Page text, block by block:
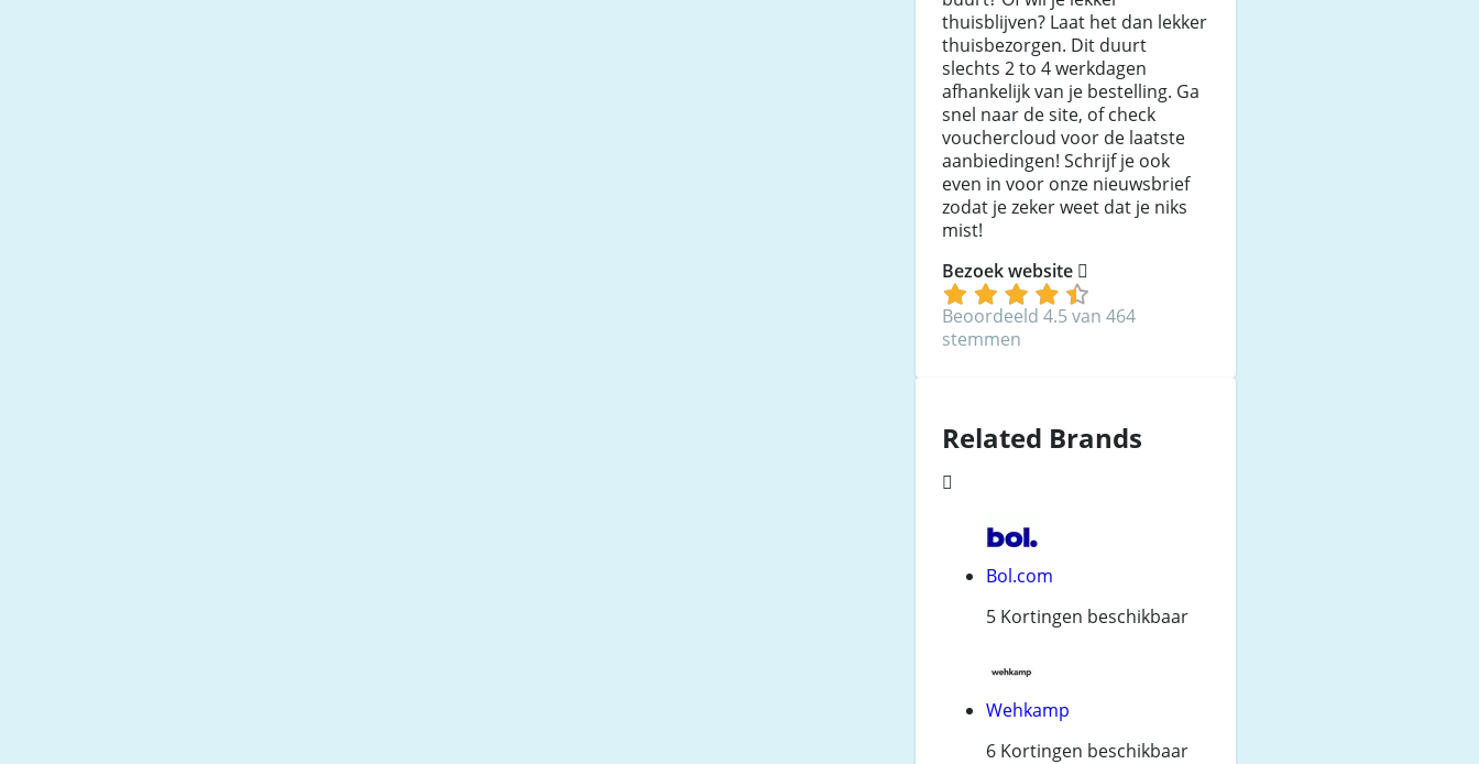
thuisblijven? Laat het dan lekker
thuisbezorgen. Dit duurt
slechts 2 to 4 werkdagen
afhankelijk van je bestelling. Ga
snel naar de site, of check
vouchercloud voor de laatste
aanbiedingen! Schrijf je ook
even in voor onze nieuwsbrief
zodat je zeker weet dat je niks
mist!
Bezoek website
Beoordeeld 4.5 van 464
stemmen
Related Brands
Bol.com
5 Kortingen beschikbaar
Wehkamp
6 Kortingen beschikbaar